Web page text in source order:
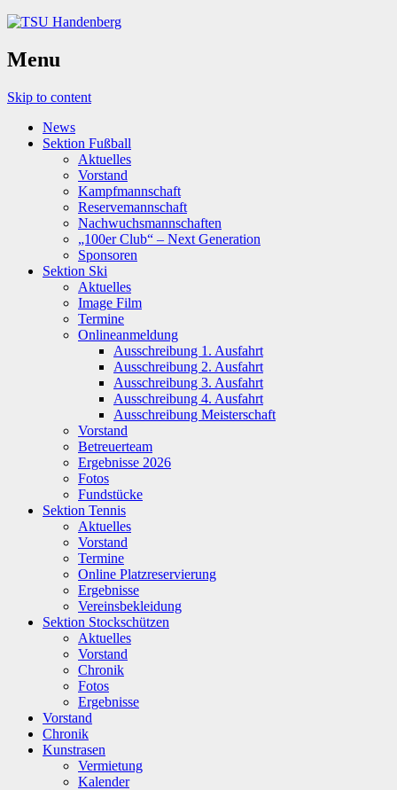
Menu
Skip to content
News
Sektion Fußball
Aktuelles
Vorstand
Kampfmannschaft
Reservemannschaft
Nachwuchsmannschaften
„100er Club“ – Next Generation
Sponsoren
Sektion Ski
Aktuelles
Image Film
Termine
Onlineanmeldung
Ausschreibung 1. Ausfahrt
Ausschreibung 2. Ausfahrt
Ausschreibung 3. Ausfahrt
Ausschreibung 4. Ausfahrt
Ausschreibung Meisterschaft
Vorstand
Betreuerteam
Ergebnisse 2026
Fotos
Fundstücke
Sektion Tennis
Aktuelles
Vorstand
Termine
Online Platzreservierung
Ergebnisse
Vereinsbekleidung
Sektion Stockschützen
Aktuelles
Vorstand
Chronik
Fotos
Ergebnisse
Vorstand
Chronik
Kunstrasen
Vermietung
Kalender